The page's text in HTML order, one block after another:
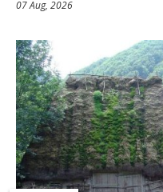
07 Aug, 2026